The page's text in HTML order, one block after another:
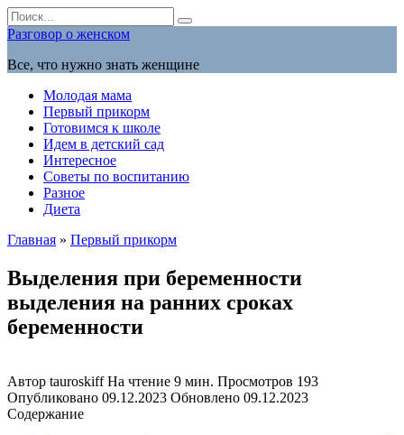
Перейти
к
содержанию
Search
for:
Разговор о женском
Все, что нужно знать женщине
Молодая мама
Первый прикорм
Готовимся к школе
Идем в детский сад
Интересное
Советы по воспитанию
Разное
Диета
Главная » Первый прикорм
Выделения при беременности
выделения на ранних сроках
беременности
Автор tauroskiff На чтение 9 мин. Просмотров 193
Опубликовано 09.12.2023 Обновлено 09.12.2023
Содержание